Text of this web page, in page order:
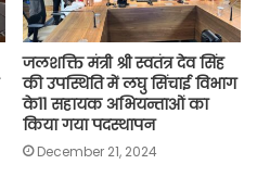
जलशक्ति मंत्री श्री स्वतंत्र देव सिंह
की उपस्थिति में लघु सिंचाई विभाग
के11 सहायक अभियन्ताओं का
किया गया पदस्थापन
December 21, 2024